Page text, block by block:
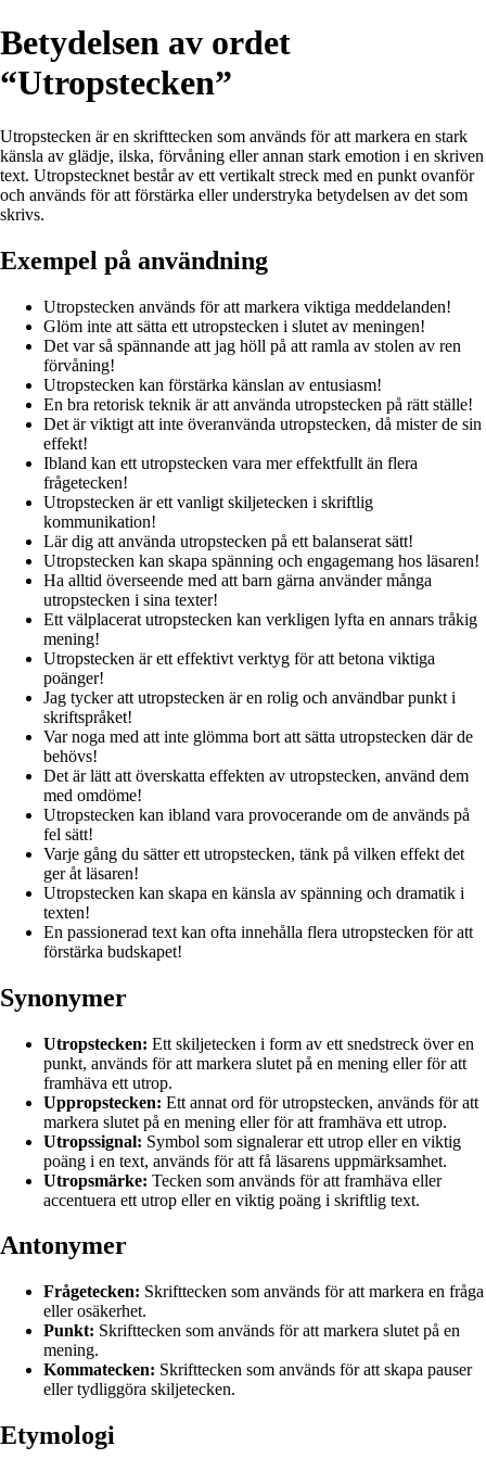
Betydelsen av ordet
“Utropstecken”
Utropstecken är en skrifttecken som används för att markera en stark
känsla av glädje, ilska, förvåning eller annan stark emotion i en skriven
text. Utropstecknet består av ett vertikalt streck med en punkt ovanför
och används för att förstärka eller understryka betydelsen av det som
skrivs.
Exempel på användning
Utropstecken används för att markera viktiga meddelanden!
Glöm inte att sätta ett utropstecken i slutet av meningen!
Det var så spännande att jag höll på att ramla av stolen av ren
förvåning!
Utropstecken kan förstärka känslan av entusiasm!
En bra retorisk teknik är att använda utropstecken på rätt ställe!
Det är viktigt att inte överanvända utropstecken, då mister de sin
effekt!
Ibland kan ett utropstecken vara mer effektfullt än flera
frågetecken!
Utropstecken är ett vanligt skiljetecken i skriftlig
kommunikation!
Lär dig att använda utropstecken på ett balanserat sätt!
Utropstecken kan skapa spänning och engagemang hos läsaren!
Ha alltid överseende med att barn gärna använder många
utropstecken i sina texter!
Ett välplacerat utropstecken kan verkligen lyfta en annars tråkig
mening!
Utropstecken är ett effektivt verktyg för att betona viktiga
poänger!
Jag tycker att utropstecken är en rolig och användbar punkt i
skriftspråket!
Var noga med att inte glömma bort att sätta utropstecken där de
behövs!
Det är lätt att överskatta effekten av utropstecken, använd dem
med omdöme!
Utropstecken kan ibland vara provocerande om de används på
fel sätt!
Varje gång du sätter ett utropstecken, tänk på vilken effekt det
ger åt läsaren!
Utropstecken kan skapa en känsla av spänning och dramatik i
texten!
En passionerad text kan ofta innehålla flera utropstecken för att
förstärka budskapet!
Synonymer
Utropstecken: Ett skiljetecken i form av ett snedstreck över en
punkt, används för att markera slutet på en mening eller för att
framhäva ett utrop.
Uppropstecken: Ett annat ord för utropstecken, används för att
markera slutet på en mening eller för att framhäva ett utrop.
Utropssignal: Symbol som signalerar ett utrop eller en viktig
poäng i en text, används för att få läsarens uppmärksamhet.
Utropsmärke: Tecken som används för att framhäva eller
accentuera ett utrop eller en viktig poäng i skriftlig text.
Antonymer
Frågetecken: Skrifttecken som används för att markera en fråga
eller osäkerhet.
Punkt: Skrifttecken som används för att markera slutet på en
mening.
Kommatecken: Skrifttecken som används för att skapa pauser
eller tydliggöra skiljetecken.
Etymologi